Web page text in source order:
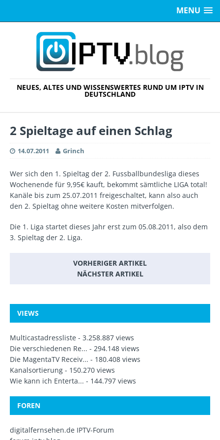
MENU
NEUES, ALTES UND WISSENSWERTES RUND UM IPTV IN
DEUTSCHLAND
2 Spieltage auf einen Schlag
14.07.2011 Grinch
Wer sich den 1. Spieltag der 2. Fussballbundesliga dieses
Wochenende für 9,95€ kauft, bekommt sämtliche LIGA total!
Kanäle bis zum 25.07.2011 freigeschaltet, kann also auch
den 2. Spieltag ohne weitere Kosten mitverfolgen.
Die 1. Liga startet dieses Jahr erst zum 05.08.2011, also dem
3. Spieltag der 2. Liga.
VORHERIGER ARTIKEL
NÄCHSTER ARTIKEL
VIEWS
Multicastadressliste - 3.258.887 views
Die verschiedenen Re... - 294.148 views
Die MagentaTV Receiv... - 180.408 views
Kanalsortierung - 150.270 views
Wie kann ich Enterta... - 144.797 views
FOREN
digitalfernsehen.de IPTV-Forum